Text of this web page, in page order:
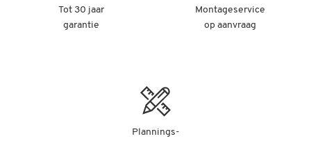
Tot 30 jaar
garantie
Montageservice
op aanvraag
Plannings-